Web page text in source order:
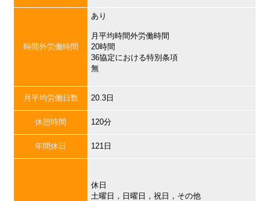
時間外労働時間
あり
月平均時間外労働時間
20時間
36協定における特別条項
無
月平均労働日数 20.3日
休憩時間 120分
年間休日 121日
休日
土曜日，日曜日，祝日，その他